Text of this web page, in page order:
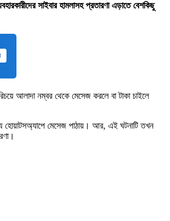
সাইবার হামলাসহ প্রতারণা এড়াতে বেশকিছু
আলাদা নম্বর থেকে মেসেজ করলে বা টাকা চাইলে
হোয়াটসঅ্যাপে মেসেজ পাঠায়। আর, এই ঘটনাটি তখন